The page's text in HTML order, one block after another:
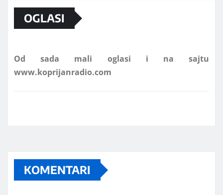
OGLASI
KOMENTARI